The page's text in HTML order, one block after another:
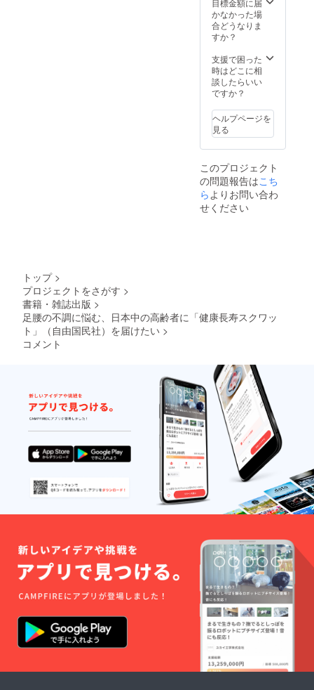
は別途
お願い
しま
有効期
限：
2025年
8月から
8月末ま
で
諾を得
てから
のト
ングに
なりま
す。 ＊
実施場
の交通
費はご
負担く
ださい
限：
2025年
8月から
2026年
8月末日
れてい
る方
がある
ことを
記載く
ださい
・医師
の承諾
があっ
た場
合、禁
忌があ
ればお
教えく
ださい
・受傷
往歴あ
ればお
伝えく
ださい
好評を
いただ
いてお
す。 ■
リター
ン詳細
＊内
全オー
ダーメ
イド講
演会 ＊
オンラ
イン/リ
アル開
催どち
らでも
応相談
＊備考
テーマ
につい
てご記
入くだ
さい ＊
詳細は
メール
でご連
絡しま
す。 ＊
交通費
は別途
お願い
しま
有効期
限：
2025年
8月から
2026年
8月末ま
で
目標金額に届
かなかった場
合どうなりま
すか？
支援で困った
時はどこに相
談したらいい
ですか？
ヘルプページを
見る
このプロジェクト
の問題報告はこち
らよりお問い合わ
せください
トップ >
プロジェクトをさがす >
書籍・雑誌出版 >
足腰の不調に悩む、日本中の高齢者に「健康長寿スクワッ
ト」（自由国民社）を届けたい >
コメント